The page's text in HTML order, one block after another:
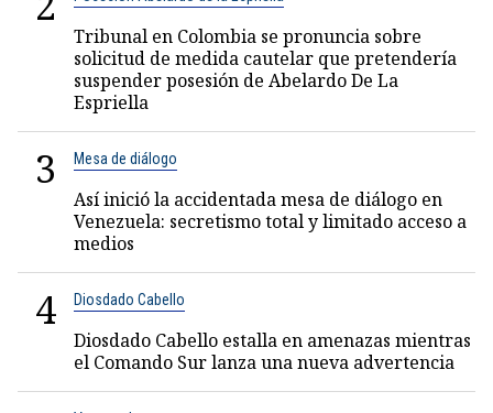
Tribunal en Colombia se pronuncia sobre
solicitud de medida cautelar que pretendería
suspender posesión de Abelardo De La
Espriella
3 Mesa de diálogo
Así inició la accidentada mesa de diálogo en
Venezuela: secretismo total y limitado acceso a
medios
4 Diosdado Cabello
Diosdado Cabello estalla en amenazas mientras
el Comando Sur lanza una nueva advertencia